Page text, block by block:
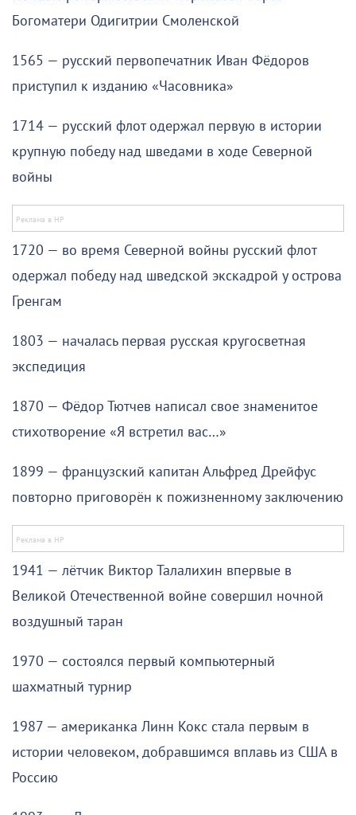
Богоматери Одигитрии Смоленской
1565 — русский первопечатник Иван Фёдоров
приступил к изданию «Часовника»
1714 — русский флот одержал первую в истории
крупную победу над шведами в ходе Северной
войны
1720 — во время Северной войны русский флот
одержал победу над шведской экскадрой у острова
Гренгам
1803 — началась первая русская кругосветная
экспедиция
1870 — Фёдор Тютчев написал свое знаменитое
стихотворение «Я встретил вас…»
1899 — французский капитан Альфред Дрейфус
повторно приговорён к пожизненному заключению
1941 — лётчик Виктор Талалихин впервые в
Великой Отечественной войне совершил ночной
воздушный таран
1970 — состоялся первый компьютерный
шахматный турнир
1987 — американка Линн Кокс стала первым в
истории человеком, добравшимся вплавь из США в
Россию